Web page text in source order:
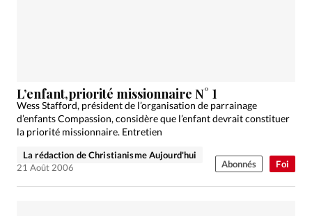
Actualité internationale
Chronique
Dossier
Eglises Foi Génération réveil
Monde
Opinions
Publireportage
Société
Tour du monde des Eglises
Vécu
Vie Intérieure
Foi
L’enfant,priorité missionnaire N° 1
Wess Stafford, président de l’organisation de parrainage
d’enfants Compassion, considère que l’enfant devrait constituer
la priorité missionnaire. Entretien
La rédaction de Christianisme Aujourd'hui
21 Août 2006
Abonnés